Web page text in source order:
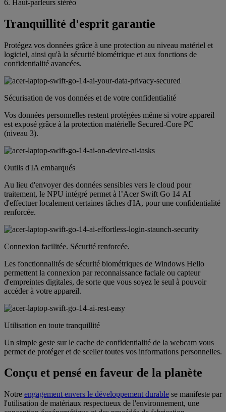
6. Haut-parleurs stéréo
Tranquillité d'esprit garantie
Protégez vos données grâce à une protection au niveau matériel et
logiciel, ainsi qu'à la sécurité biométrique et aux fonctions de
confidentialité avancées.
Sécurisation de vos données et de votre confidentialité
Vos données personnelles restent protégées même si votre appareil
est exposé grâce à la protection matérielle Secured-Core PC
(niveau 3).
Outils d'IA embarqués
Au lieu d'envoyer des données sensibles vers le cloud pour
traitement, le NPU intégré permet à l’Acer Swift Go 14 AI
d'effectuer localement certaines tâches d'IA, pour une confidentialité
renforcée.
Connexion facilitée. Sécurité renforcée.
Les fonctionnalités de sécurité biométriques de Windows Hello
permettent la connexion par reconnaissance faciale ou capteur
d'empreintes digitales, de sorte que vous soyez le seul à pouvoir
accéder à votre appareil.
Utilisation en toute tranquillité
Un simple geste sur le cache de confidentialité de la webcam vous
permet de protéger et de sceller toutes vos informations personnelles.
Conçu et pensé en faveur de la planète
Notre engagement envers le développement durable se manifeste par
l'utilisation de matériaux respectueux de l'environnement, une